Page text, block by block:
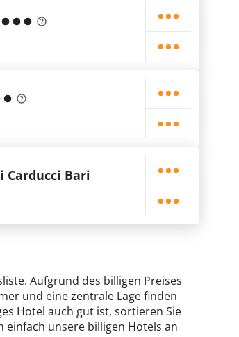
Carducci Bari
Aufgrund des billigen Preises
und eine zentrale Lage finden
Hotel auch gut ist, sortieren Sie
einfach unsere billigen Hotels an